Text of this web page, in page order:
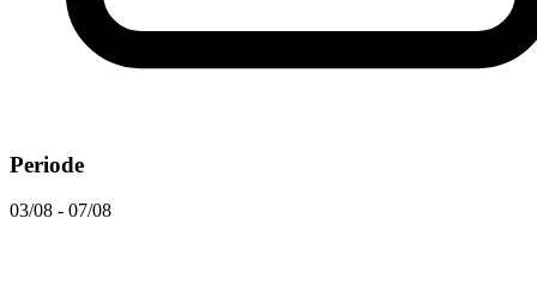
Periode
03/08 - 07/08